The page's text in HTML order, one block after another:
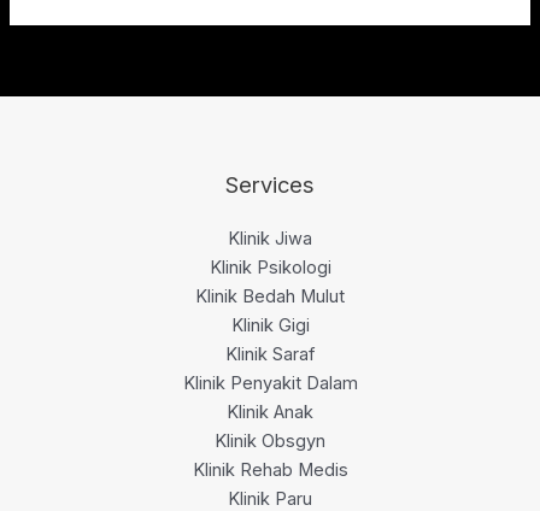
Services
Klinik Jiwa
Klinik Psikologi
Klinik Bedah Mulut
Klinik Gigi
Klinik Saraf
Klinik Penyakit Dalam
Klinik Anak
Klinik Obsgyn
Klinik Rehab Medis
Klinik Paru